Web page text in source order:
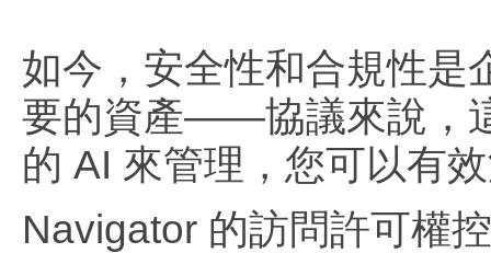
如今，安全性和合規性是
要的資產——協議來說，
的 AI 來管理，您可以有
Navigator 的訪問許可權